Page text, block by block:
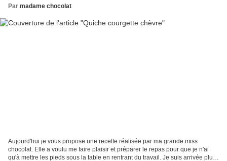
Par madame chocolat
Aujourd'hui je vous propose une recette réalisée par ma grande miss
chocolat. Elle a voulu me faire plaisir et préparer le repas pour que je n'ai
qu'à mettre les pieds sous la table en rentrant du travail. Je suis arrivée plus